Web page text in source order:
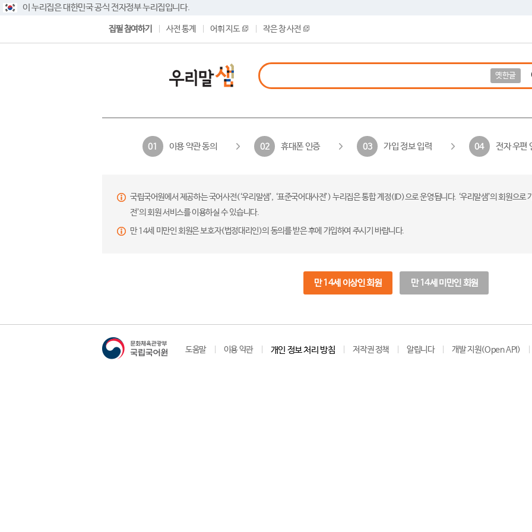
이 누리집은 대한민국 공식 전자정부 누리집입니다.
집필 참여하기 사전 통계 어휘 지도 작은 창 사전
옛한글
01 이용 약관 동의 02 휴대폰 인증 03 가입 정보 입력 04 전자 우편
국립국어원에서 제공하는 국어사전(‘우리말샘’, ‘표준국어대사전’) 누리집은 통합 계정(ID)으로 운영됩니다. ‘우리말샘’의 회원으
전’의 회원 서비스를 이용하실 수 있습니다.
만 14세 미만인 회원은 보호자(법정대리인)의 동의를 받은 후에 가입하여 주시기 바랍니다.
만 14세 이상인 회원 만 14세 미만인 회원
도움말 이용 약관 개인 정보 처리 방침 저작권 정책 알립니다 개발 지원(Open API)